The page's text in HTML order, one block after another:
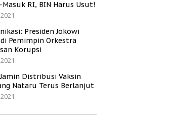
RI, BIN Harus Usut!
Presiden Jokowi
Pemimpin Orkestra
Korupsi
Distribusi Vaksin
Nataru Terus Berlanjut